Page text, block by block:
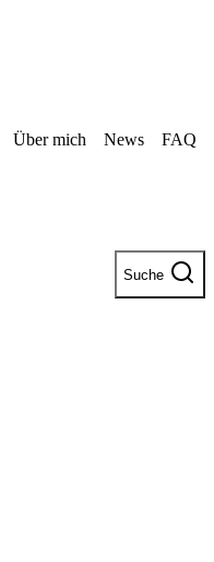
Über mich News FAQ
Suche